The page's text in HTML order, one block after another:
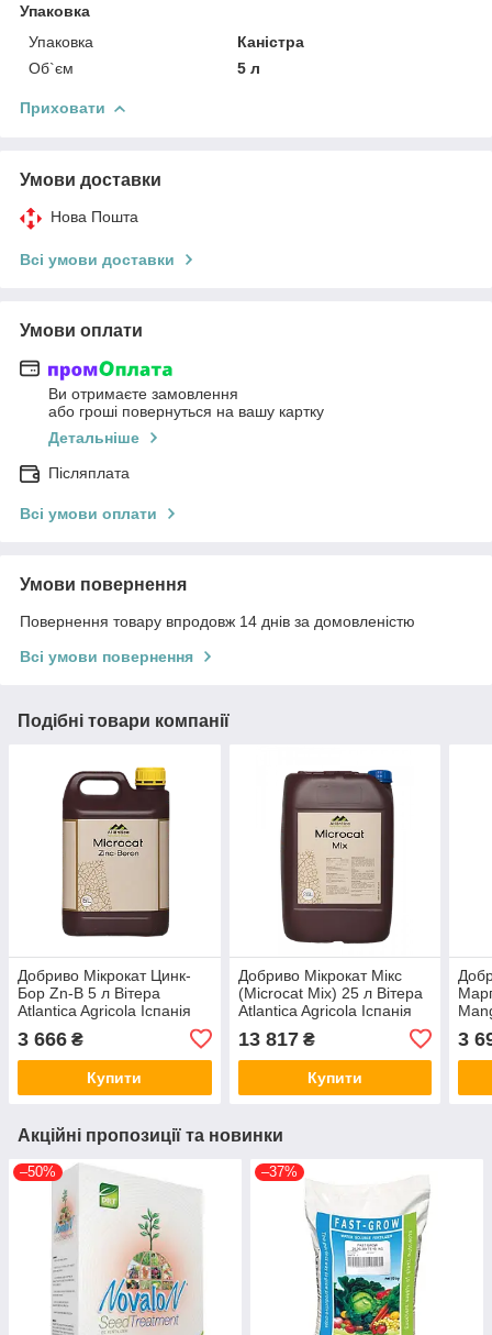
Упаковка
Упаковка
Каністра
Об`єм
5 л
Приховати
Умови доставки
Нова Пошта
Всі умови доставки
Умови оплати
Ви отримаєте замовлення
або гроші повернуться на вашу картку
Детальніше
Післяплата
Всі умови оплати
Умови повернення
Повернення товару впродовж 14 днів за домовленістю
Всі умови повернення
Подібні товари компанії
Добриво Мікрокат Цинк-
Бор Zn-B 5 л Вітера
Atlantica Agricola Іспанія
3 666 ₴
Купити
Добриво Мікрокат Мікс
(Microcat Mix) 25 л Вітера
Atlantica Agricola Іспанія
13 817₴
Купити
3
Акційні пропозиції та новинки
–50% –37%